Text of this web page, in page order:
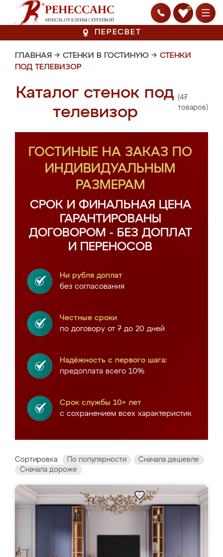
0
ПЕРЕСВЕТ
ГЛАВНАЯ → СТЕНКИ В ГОСТИНУЮ → СТЕНКИ
ПОД ТЕЛЕВИЗОР
Каталог стенок под
телевизор
(47
товаров)
ГОСТИНЫЕ НА ЗАКАЗ ПО
ИНДИВИДУАЛЬНЫМ
РАЗМЕРАМ
СРОК И ФИНАЛЬНАЯ ЦЕНА
ГАРАНТИРОВАНЫ
ДОГОВОРОМ - БЕЗ ДОПЛАТ
И ПЕРЕНОСОВ
Ни рубля доплат
без согласования
Честные сроки
по договору от 7 до 20 дней
Надёжность с первого шага:
предоплата всего 10%
Срок службы 10+ лет
с сохранением всех характеристик
Сортировка: По популярности
Сначала дешевле
Сначала дороже